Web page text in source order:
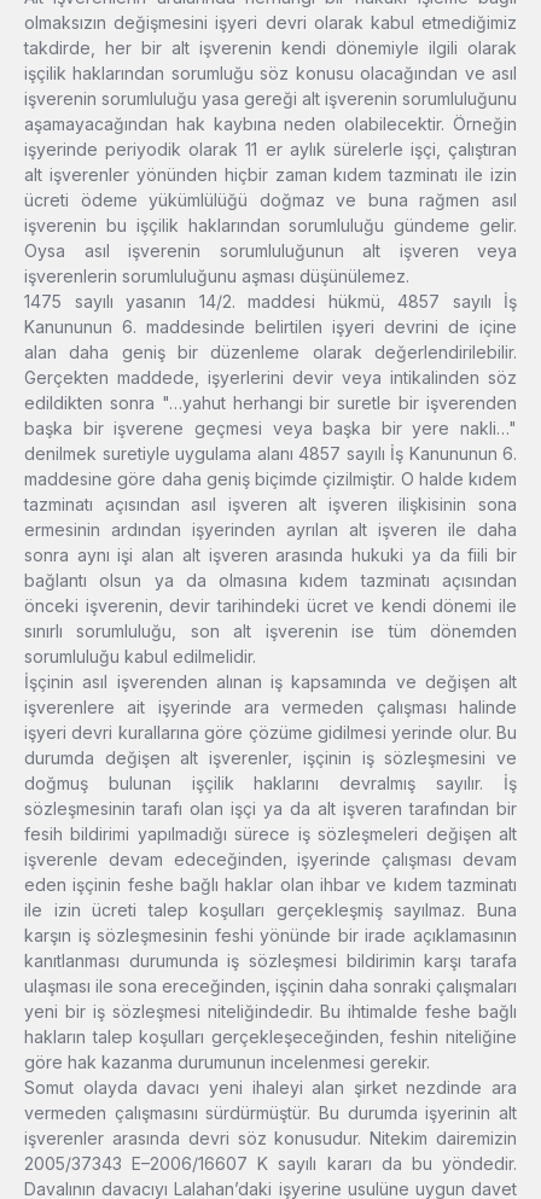
olmaksızın değişmesini işyeri devri olarak kabul etmediğimiz
takdirde, her bir alt işverenin kendi dönemiyle ilgili olarak
işçilik haklarından sorumluğu söz konusu olacağından ve asıl
işverenin sorumluluğu yasa gereği alt işverenin sorumluluğunu
aşamayacağından hak kaybına neden olabilecektir. Örneğin
işyerinde periyodik olarak 11 er aylık sürelerle işçi, çalıştıran
alt işverenler yönünden hiçbir zaman kıdem tazminatı ile izin
ücreti ödeme yükümlülüğü doğmaz ve buna rağmen asıl
işverenin bu işçilik haklarından sorumluluğu gündeme gelir.
Oysa asıl işverenin sorumluluğunun alt işveren veya
işverenlerin sorumluluğunu aşması düşünülemez.
1475 sayılı yasanın 14/2. maddesi hükmü, 4857 sayılı İş
Kanununun 6. maddesinde belirtilen işyeri devrini de içine
alan daha geniş bir düzenleme olarak değerlendirilebilir.
Gerçekten maddede, işyerlerini devir veya intikalinden söz
edildikten sonra "…yahut herhangi bir suretle bir işverenden
başka bir işverene geçmesi veya başka bir yere nakli…"
denilmek suretiyle uygulama alanı 4857 sayılı İş Kanununun 6.
maddesine göre daha geniş biçimde çizilmiştir. O halde kıdem
tazminatı açısından asıl işveren alt işveren ilişkisinin sona
ermesinin ardından işyerinden ayrılan alt işveren ile daha
sonra aynı işi alan alt işveren arasında hukuki ya da fiili bir
bağlantı olsun ya da olmasına kıdem tazminatı açısından
önceki işverenin, devir tarihindeki ücret ve kendi dönemi ile
sınırlı sorumluluğu, son alt işverenin ise tüm dönemden
sorumluluğu kabul edilmelidir.
İşçinin asıl işverenden alınan iş kapsamında ve değişen alt
işverenlere ait işyerinde ara vermeden çalışması halinde
işyeri devri kurallarına göre çözüme gidilmesi yerinde olur. Bu
durumda değişen alt işverenler, işçinin iş sözleşmesini ve
doğmuş bulunan işçilik haklarını devralmış sayılır. İş
sözleşmesinin tarafı olan işçi ya da alt işveren tarafından bir
fesih bildirimi yapılmadığı sürece iş sözleşmeleri değişen alt
işverenle devam edeceğinden, işyerinde çalışması devam
eden işçinin feshe bağlı haklar olan ihbar ve kıdem tazminatı
ile izin ücreti talep koşulları gerçekleşmiş sayılmaz. Buna
karşın iş sözleşmesinin feshi yönünde bir irade açıklamasının
kanıtlanması durumunda iş sözleşmesi bildirimin karşı tarafa
ulaşması ile sona ereceğinden, işçinin daha sonraki çalışmaları
yeni bir iş sözleşmesi niteliğindedir. Bu ihtimalde feshe bağlı
hakların talep koşulları gerçekleşeceğinden, feshin niteliğine
göre hak kazanma durumunun incelenmesi gerekir.
Somut olayda davacı yeni ihaleyi alan şirket nezdinde ara
vermeden çalışmasını sürdürmüştür. Bu durumda işyerinin alt
işverenler arasında devri söz konusudur. Nitekim dairemizin
2005/37343 E–2006/16607 K sayılı kararı da bu yöndedir.
Davalının davacıyı Lalahan’daki işyerine usulüne uygun davet